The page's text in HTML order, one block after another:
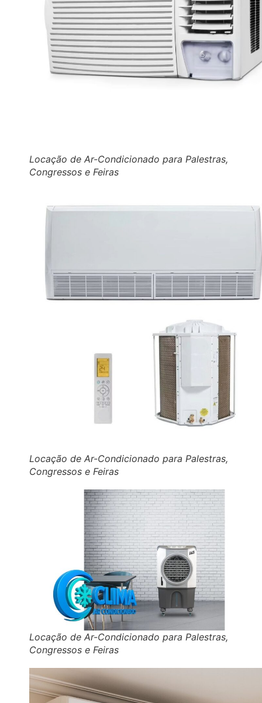
Locação de Ar-Condicionado para Palestras,
Congressos e Feiras
Locação de Ar-Condicionado para Palestras,
Congressos e Feiras
Locação de Ar-Condicionado para Palestras,
Congressos e Feiras